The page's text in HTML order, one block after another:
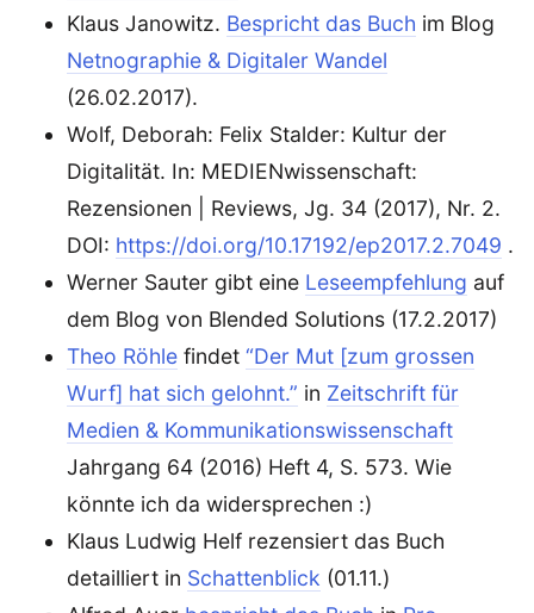
Klaus Janowitz. Bespricht das Buch im Blog
Netnographie & Digitaler Wandel
(26.02.2017).
Wolf, Deborah: Felix Stalder: Kultur der
Digitalität. In: MEDIENwissenschaft:
Rezensionen | Reviews, Jg. 34 (2017), Nr. 2.
DOI: https://doi.org/10.17192/ep2017.2.7049 .
Werner Sauter gibt eine Leseempfehlung auf
dem Blog von Blended Solutions (17.2.2017)
Theo Röhle findet “Der Mut [zum grossen
Wurf] hat sich gelohnt.” in Zeitschrift für
Medien & Kommunikationswissenschaft
Jahrgang 64 (2016) Heft 4, S. 573. Wie
könnte ich da widersprechen :)
Klaus Ludwig Helf rezensiert das Buch
detailliert in Schattenblick (01.11.)